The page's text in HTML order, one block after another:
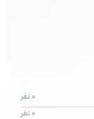
0 نفر
0 نفر